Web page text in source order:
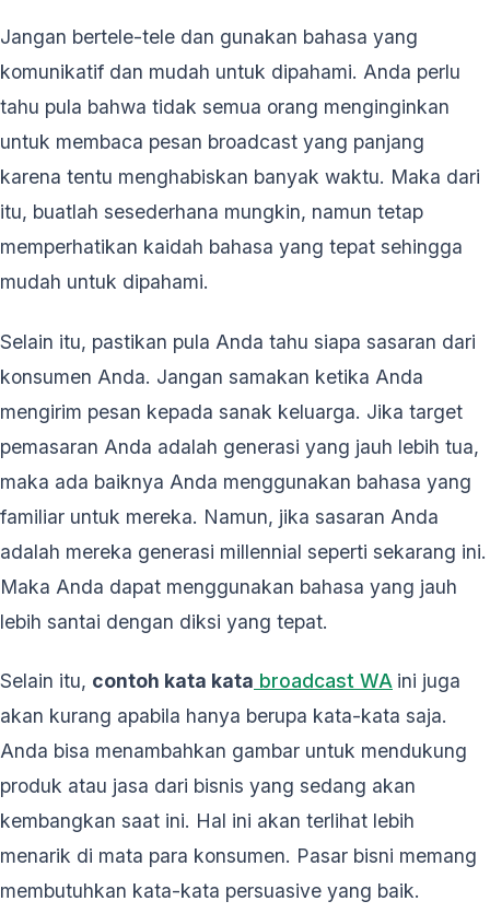
Jangan bertele-tele dan gunakan bahasa yang
komunikatif dan mudah untuk dipahami. Anda perlu
tahu pula bahwa tidak semua orang menginginkan
untuk membaca pesan broadcast yang panjang
karena tentu menghabiskan banyak waktu. Maka dari
itu, buatlah sesederhana mungkin, namun tetap
memperhatikan kaidah bahasa yang tepat sehingga
mudah untuk dipahami.
Selain itu, pastikan pula Anda tahu siapa sasaran dari
konsumen Anda. Jangan samakan ketika Anda
mengirim pesan kepada sanak keluarga. Jika target
pemasaran Anda adalah generasi yang jauh lebih tua,
maka ada baiknya Anda menggunakan bahasa yang
familiar untuk mereka. Namun, jika sasaran Anda
adalah mereka generasi millennial seperti sekarang ini.
Maka Anda dapat menggunakan bahasa yang jauh
lebih santai dengan diksi yang tepat.
Selain itu, contoh kata kata broadcast WA ini juga
akan kurang apabila hanya berupa kata-kata saja.
Anda bisa menambahkan gambar untuk mendukung
produk atau jasa dari bisnis yang sedang akan
kembangkan saat ini. Hal ini akan terlihat lebih
menarik di mata para konsumen. Pasar bisni memang
membutuhkan kata-kata persuasive yang baik.